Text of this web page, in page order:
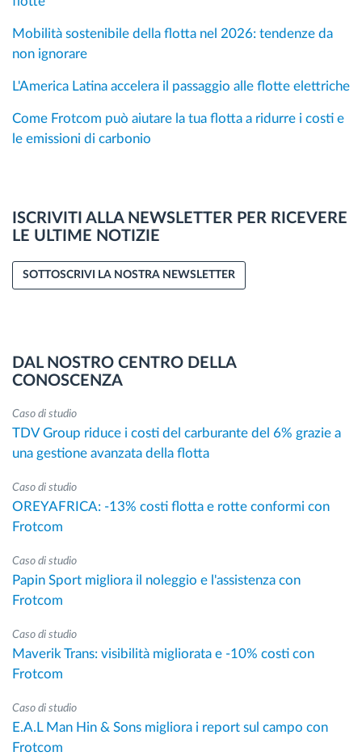
Mobilità sostenibile della flotta nel 2026: tendenze da
non ignorare
L'America Latina accelera il passaggio alle flotte elettriche
Come Frotcom può aiutare la tua flotta a ridurre i costi e
le emissioni di carbonio
ISCRIVITI ALLA NEWSLETTER PER RICEVERE
LE ULTIME NOTIZIE
SOTTOSCRIVI LA NOSTRA NEWSLETTER
DAL NOSTRO CENTRO DELLA
CONOSCENZA
Caso di studio
TDV Group riduce i costi del carburante del 6% grazie a
una gestione avanzata della flotta
Caso di studio
OREYAFRICA: -13% costi flotta e rotte conformi con
Frotcom
Caso di studio
Papin Sport migliora il noleggio e l'assistenza con
Frotcom
Caso di studio
Maverik Trans: visibilità migliorata e -10% costi con
Frotcom
Caso di studio
E.A.L Man Hin & Sons migliora i report sul campo con
Frotcom